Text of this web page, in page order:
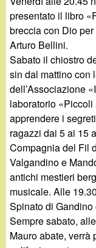
presentato il libro
breccia con Dio
Arturo Bellini.
Sabato il chiostro
sin dal mattino con
dell’Associazione
laboratorio
apprendere i
ragazzi dai 5 ai 15
Compagnia del Fil
Valgandino e
antichi mestieri
musicale. Alle
Spinato di
Sempre sabato,
Mauro abate, verrà